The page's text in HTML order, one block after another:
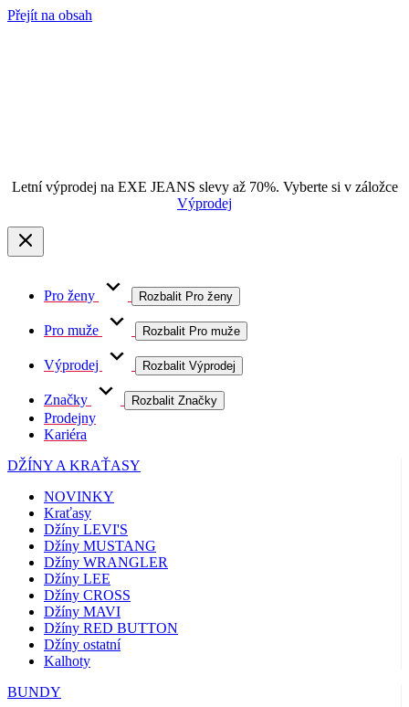
Přejít na obsah
Letní výprodej na EXE JEANS slevy až 70%. Vyberte si v záložce
Výprodej
Pro ženy Rozbalit Pro ženy
Pro muže Rozbalit Pro muže
Výprodej Rozbalit Výprodej
Značky Rozbalit Značky
Prodejny
Kariéra
DŽÍNY A KRAŤASY
NOVINKY
Kraťasy
Džíny LEVI'S
Džíny MUSTANG
Džíny WRANGLER
Džíny LEE
Džíny CROSS
Džíny MAVI
Džíny RED BUTTON
Džíny ostatní
Kalhoty
BUNDY